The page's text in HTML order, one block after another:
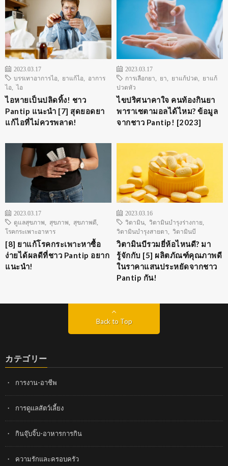
2023.03.17
บรรเทาอาการไอ
ยาแก้ไอ
อาการ
ไอ ,ไอ
ไอหายเป็นปลิดทิ้ง! ชาว
Pantip แนะนำ [7] สุดยอดยา
แก้ไอที่ไม่ควรพลาด!
2023.03.17
การเลือกยา
ยา ยาแก้ปวด
ยาแก้
ปวดหัว
ไขปริศนาคาใจ คนท้องกินยา
พาราเซตามอลได้ไหม? ข้อมูล
จากชาว Pantip! [2023]
2023.03.17
ดูแลสุขภาพ
สุขภาพ สุขภาพดี
โรคกระเพาะอาหาร
[8] ยาแก้โรคกระเพาะหาซื้อ
ง่ายได้ผลดีที่ชาว Pantip อยาก
แนะนำ!
2023.03.16
วิตามิน
วิตามินบำรุงร่างกาย
วิตามินบำรุงสายตา
วิตามินบี
วิตามินบีรวมยี่ห้อไหนดี? มา
รู้จักกับ [5] ผลิตภัณฑ์คุณภาพดี
ในราคาแสนประหยัดจากชาว
Pantip กัน!
Back to Top
カテゴリー
การงาน-อาชีพ
การดูแลสัตว์เลี้ยง
กินจุ๊บจิ๊บ-อาหารการกิน
ความรักและครอบครัว